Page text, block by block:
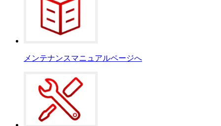
メンテナンスマニュアルページへ